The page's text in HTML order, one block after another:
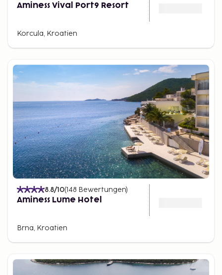
Aminess Vival Port9 Resort
Korcula, Kroatien
8.8/10(148 Bewertungen)
Aminess Lume Hotel
Brna, Kroatien